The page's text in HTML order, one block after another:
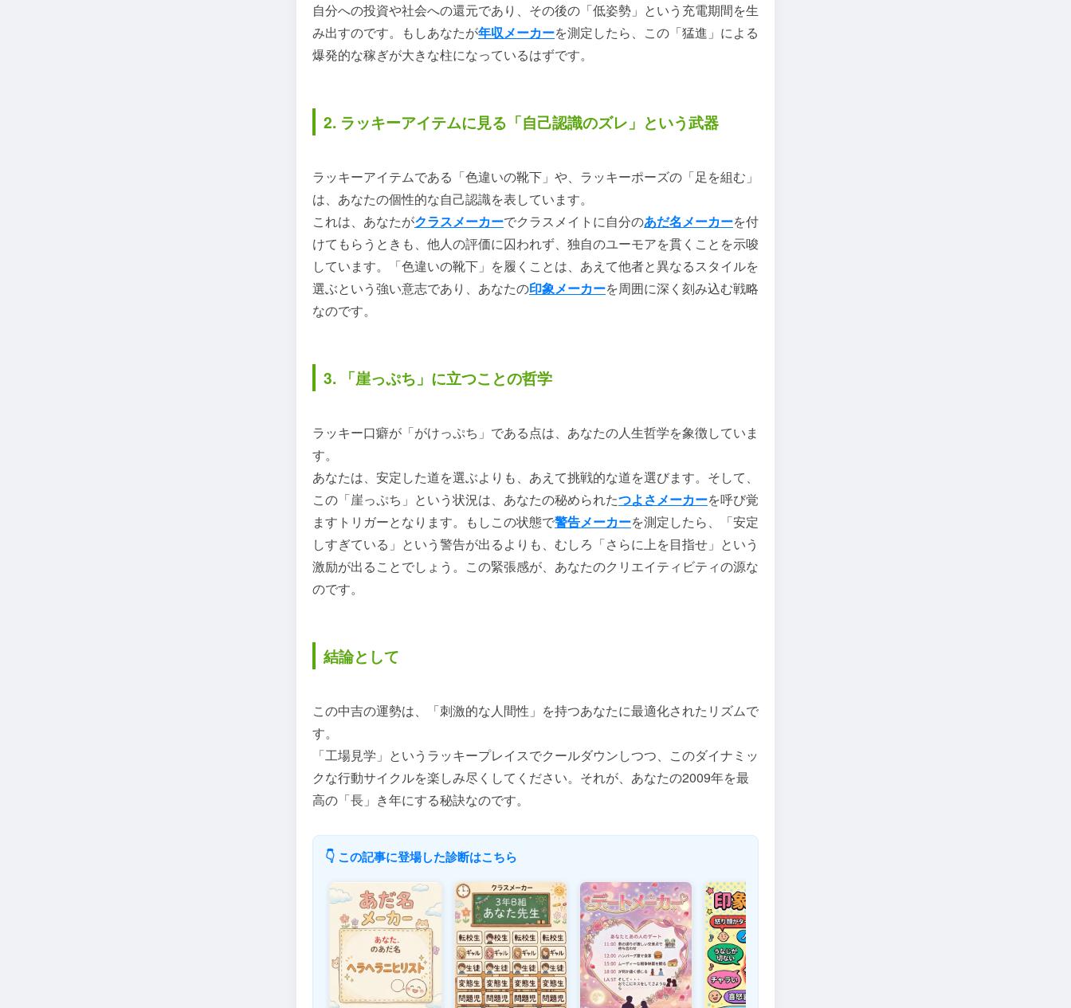
自分への投資や社会への還元であり、その後の「低姿勢」という充電期間を生
み出すのです。もしあなたが年収メーカーを測定したら、この「猛進」による
爆発的な稼ぎが大きな柱になっているはずです。
2. ラッキーアイテムに見る「自己認識のズレ」という武器
ラッキーアイテムである「色違いの靴下」や、ラッキーポーズの「足を組む」
は、あなたの個性的な自己認識を表しています。
これは、あなたがクラスメーカーでクラスメイトに自分のあだ名メーカーを付
けてもらうときも、他人の評価に囚われず、独自のユーモアを貫くことを示唆
しています。「色違いの靴下」を履くことは、あえて他者と異なるスタイルを
選ぶという強い意志であり、あなたの印象メーカーを周囲に深く刻み込む戦略
なのです。
3. 「崖っぷち」に立つことの哲学
ラッキー口癖が「がけっぷち」である点は、あなたの人生哲学を象徴していま
す。
あなたは、安定した道を選ぶよりも、あえて挑戦的な道を選びます。そして、
この「崖っぷち」という状況は、あなたの秘められたつよさメーカーを呼び覚
ますトリガーとなります。もしこの状態で警告メーカーを測定したら、「安定
しすぎている」という警告が出るよりも、むしろ「さらに上を目指せ」という
激励が出ることでしょう。この緊張感が、あなたのクリエイティビティの源な
のです。
結論として
この中吉の運勢は、「刺激的な人間性」を持つあなたに最適化されたリズムで
す。
「工場見学」というラッキープレイスでクールダウンしつつ、このダイナミッ
クな行動サイクルを楽しみ尽くしてください。それが、あなたの2009年を最
高の「長」き年にする秘訣なのです。
👇 この記事に登場した診断はこちら